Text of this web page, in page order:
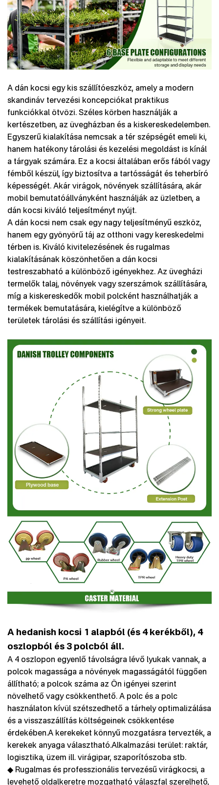
A dán kocsi egy kis szállítóeszköz, amely a modern
skandináv tervezési koncepciókat praktikus
funkciókkal ötvözi. Széles körben használják a
kertészetben, az üvegházban és a kiskereskedelemben.
Egyszerű kialakítása nemcsak a tér szépségét emeli ki,
hanem hatékony tárolási és kezelési megoldást is kínál
a tárgyak számára. Ez a kocsi általában erős fából vagy
fémből készül, így biztosítva a tartósságát és teherbíró
képességét. Akár virágok, növények szállítására, akár
mobil bemutatóállványként használják az üzletben, a
dán kocsi kiváló teljesítményt nyújt.
A dán kocsi nem csak egy nagy teljesítményű eszköz,
hanem egy gyönyörű táj az otthoni vagy kereskedelmi
térben is. Kiváló kivitelezésének és rugalmas
kialakításának köszönhetően a dán kocsi
testreszabható a különböző igényekhez. Az üvegházi
termelők talaj, növények vagy szerszámok szállítására,
míg a kiskereskedők mobil polcként használhatják a
termékek bemutatására, kielégítve a különböző
területek tárolási és szállítási igényeit.
A hedanish kocsi 1 alapból (és 4 kerékből), 4
oszlopból és 3 polcból áll.
A 4 oszlopon egyenlő távolságra lévő lyukak vannak, a
polcok magassága a növények magasságától függően
állítható; a polcok száma az Ön igényei szerint
növelhető vagy csökkenthető. A polc és a polc
használaton kívül szétszedhető a tárhely optimalizálása
és a visszaszállítás költségeinek csökkentése
érdekében.A kerekeket könnyű mozgatásra tervezték, a
kerekek anyaga választható.Alkalmazási terület: raktár,
logisztika, üzem ill. virágipar, szaporítószoba stb.
◆ Rugalmas és professzionális tervezésű virágkocsi, a
levehető oldalkeretre mozgatható válaszfal szerelhető,